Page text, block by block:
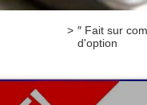
> ″ Fait sur
d'option